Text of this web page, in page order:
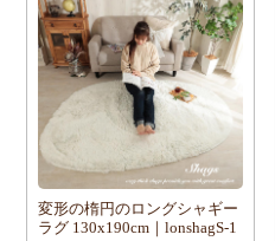
変形の楕円のロングシャギー
ラグ 130x190cm｜lonshagS-1